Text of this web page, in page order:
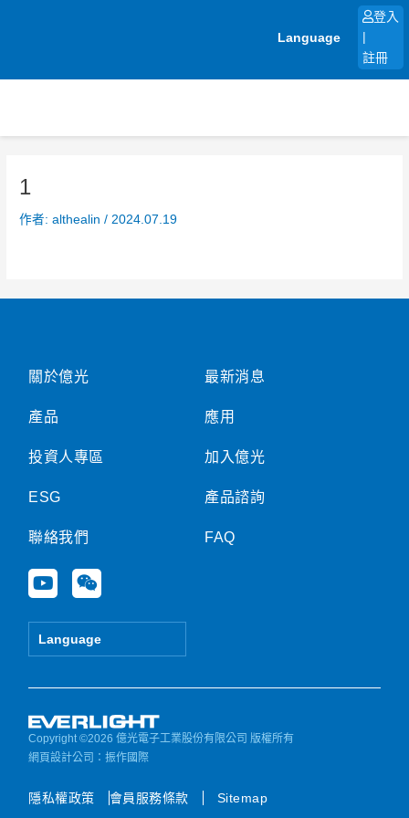
Language
登入
註冊
1
作者:althealin/ 2024.07.19
關於億光
產品
投資人專區
ESG
聯絡我們
Y
o
u
e
W
e
i
Language
最新消息
應用
加入億光
產品諮詢
FAQ
Copyright ©2026 億光電子工業股份有限公司 版權所有
網頁設計公司 ：振作國際
隱私權政策 會員服務條款 Sitemap